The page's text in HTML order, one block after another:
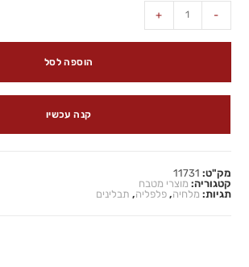
-
+
הוספה לסל
קנה עכשיו
מק"ט: 11731
קטגוריה: מוצרי מטבח
תגיות: מלחיה,פלפליה, תבלינים